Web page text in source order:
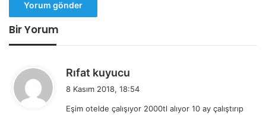
Bir Yorum
Rıfat kuyucu
i
8 Kasım 2018, 18:54
Eşim otelde çalışıyor 2000tl alıyor 10 ay çalıştırıp